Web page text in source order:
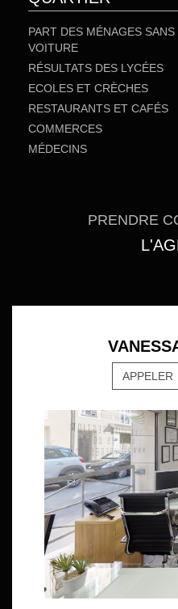
PART DES MÉNAGES SANS
VOITURE
RÉSULTATS DES LYCÉES
ECOLES ET CRÈCHES
RESTAURANTS ET CAFÉS
COMMERCES
MÉDECINS
PRENDRE
APPELER